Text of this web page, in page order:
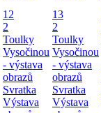
12
2
Toulky
Vysočinou
- výstava
obrazů
Svratka
Výstava
13
2
Toulky
Vysočinou
- výstava
obrazů
Svratka
Výstava